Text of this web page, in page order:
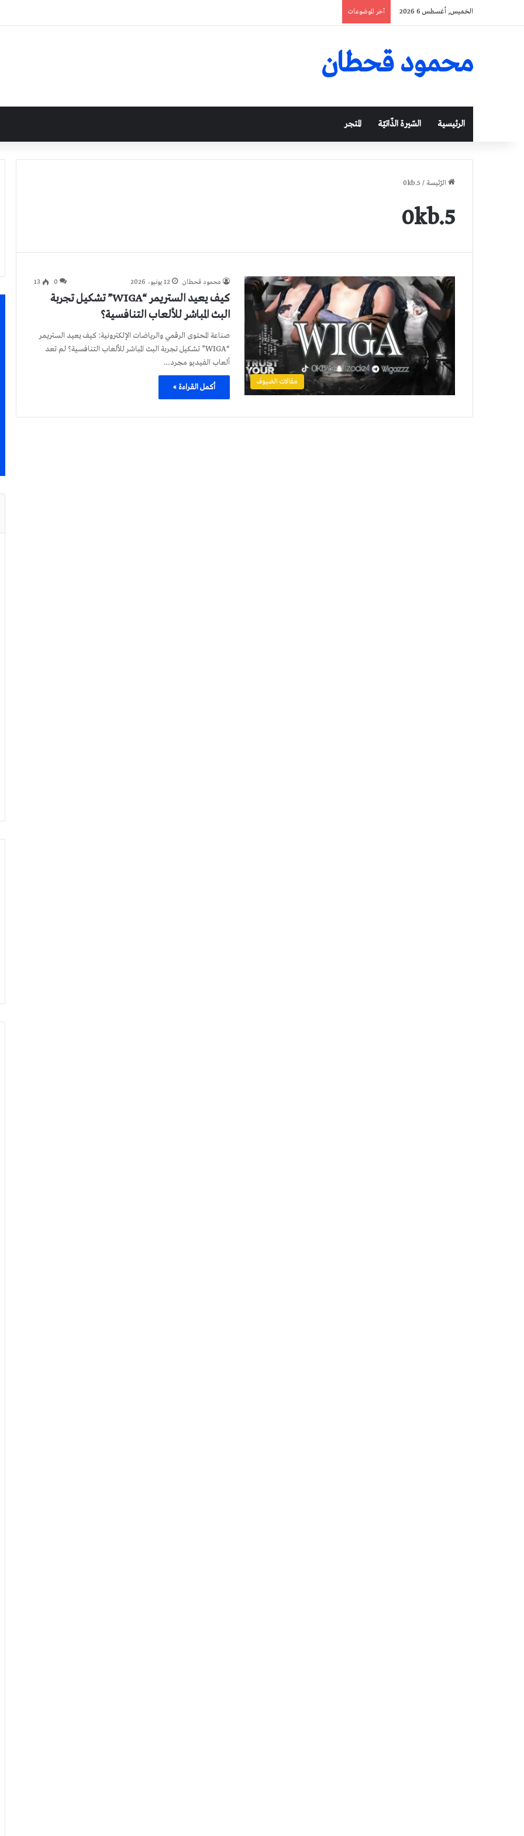
الخميس, أغسطس 6 2026 آخر الموضوعات
محمود قحطان
الرئيسية السّيرة الذّاتيّة المتجر
الرّئيسة /
0kb.5
0kb.5
مقالات الضيوف
محمود قحطان 12 يونيو، 2026 0
13
كيف يعيد الستريمر “WIGA” تشكيل تجربة
البث المباشر للألعاب التنافسية؟
صناعة المحتوى الرقمي والرياضات الإلكترونية: كيف يعيد الستريمر
“WIGA” تشكيل تجربة البث المباشر للألعاب التنافسية؟ لم تعد
ألعاب الفيديو مجرد…
أكمل القراءة »